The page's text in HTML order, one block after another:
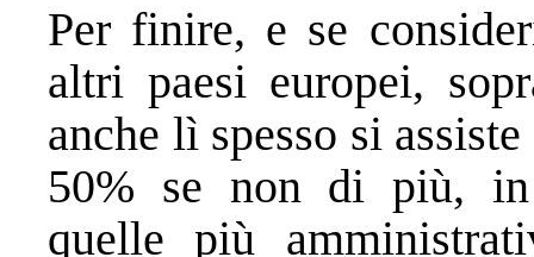
Per finire, e se
altri paesi europei,
anche lì spesso si
50% se non di più, in
quelle più